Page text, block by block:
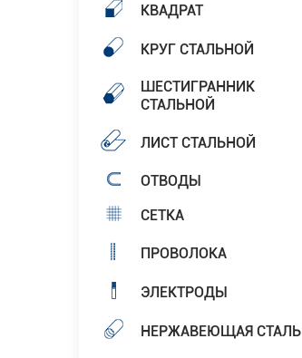
КВАДРАТ
КРУГ СТАЛЬНОЙ
ШЕСТИГРАННИК
СТАЛЬНОЙ
ЛИСТ СТАЛЬНОЙ
ОТВОДЫ
СЕТКА
ПРОВОЛОКА
ЭЛЕКТРОДЫ
НЕРЖАВЕЮЩАЯ СТАЛЬ